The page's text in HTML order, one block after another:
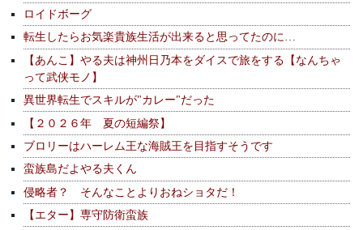
ロイドボーグ
転生したらお気楽貴族生活が出来ると思ってたのに…
【あんこ】やる夫は神州日乃本をダイスで旅をする【なんちゃ
って武侠モノ】
異世界転生でスキルが"カレー"だった
【２０２６年 夏の短編祭】
ブロリーはハーレム王な海賊王を目指すそうです
蛮族島だよやる夫くん
侵略者？ そんなことよりおねショタだ！
【エター】専守防衛蛮族